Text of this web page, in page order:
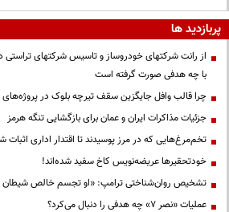
پربازدید ها
از رانت‌ شرکتهای خودروساز و تاسیس شرکتهای تراستی
با چه هدفی صورت گرفته است
چرا قالب وافل جایگزین سقف تیرچه بلوک در
جزئیات مذاکرات ایران و عمان برای بازگشایی تنگه هرمز
تخم‌مرغ‌هایی که در مرز پوسیدند تا اقتدار اداری اثبات
خودتحقیرها عریضه‌نویس کاخ سفید شده‌اند!
تشخیص روان‌شناختی ترامپ: «او تجسم خالص
عملیات «نصر ۷» چه هدفی را دنبال می‌کرد؟